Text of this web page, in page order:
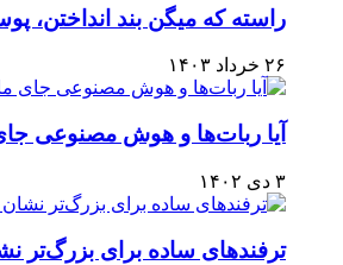
راسته که میگن بند
۲۶ خرداد ۱۴۰۳
آیا ربات‌ها و هوش مصنوعی
۳ دی ۱۴۰۲
ترفندهای ساده برای بزرگ‌تر